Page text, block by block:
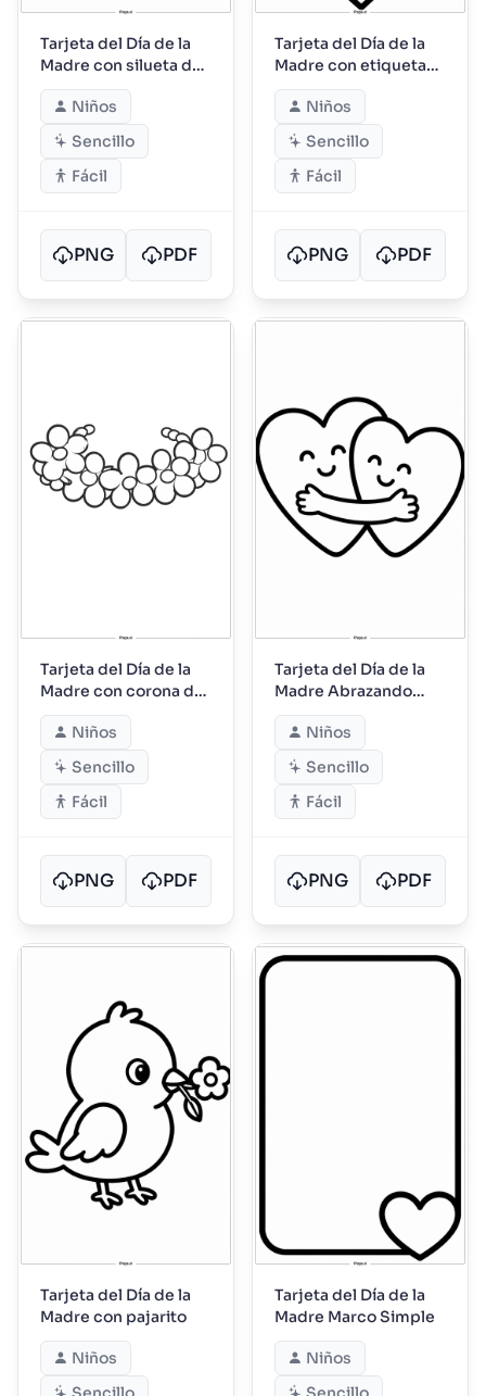
Tarjeta del Día de la
Madre con silueta de
madre e hijo
Niños
Sencillo
Fácil
PNG PDF
Tarjeta del Día de la
Madre con etiqueta
de corazón
Niños
Sencillo
Fácil
PNG PDF
Tarjeta del Día de la
Madre con corona de
flores
Niños
Sencillo
Fácil
PNG PDF
Tarjeta del Día de la
Madre Abrazando
Corazones
Niños
Sencillo
Fácil
PNG PDF
Tarjeta del Día de la
Madre con pajarito
Niños
Tarjeta del Día de la
Madre Marco Simple
Niños